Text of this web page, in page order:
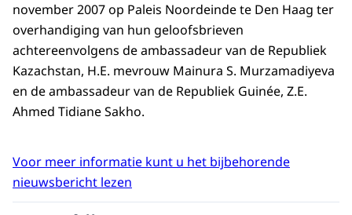
november 2007 op Paleis Noordeinde te Den Haag ter
overhandiging van hun geloofsbrieven
achtereenvolgens de ambassadeur van de Republiek
Kazachstan, H.E. mevrouw Mainura S. Murzamadiyeva
en de ambassadeur van de Republiek Guinée, Z.E.
Ahmed Tidiane Sakho.
Voor meer informatie kunt u het bijbehorende
nieuwsbericht lezen